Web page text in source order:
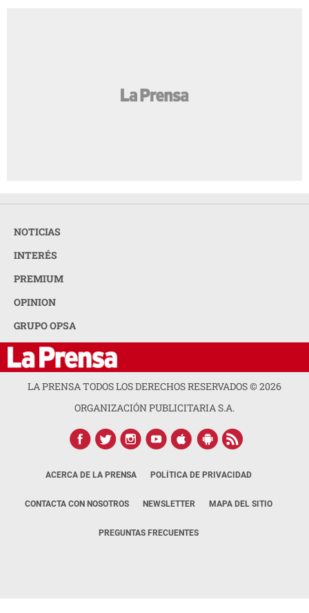
NOTICIAS
INTERÉS
PREMIUM
OPINION
GRUPO OPSA
LA PRENSA TODOS LOS DERECHOS RESERVADOS ©2026
ORGANIZACIÓN PUBLICITARIA S.A.
ACERCA DE LA PRENSA POLÍTICA DE PRIVACIDAD
CONTACTA CON NOSOTROS NEWSLETTER MAPA DEL SITIO
PREGUNTAS FRECUENTES